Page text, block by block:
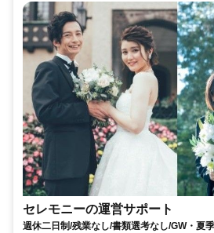
セレモニーの運営サポート
週休二日制/残業なし/書類選考なし/GW・夏